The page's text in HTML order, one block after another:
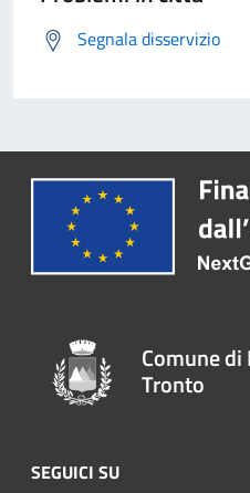
Segnala disservizio
Comune
Tronto
SEGUICI SU